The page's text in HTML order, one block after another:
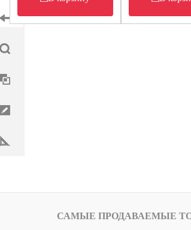
САМЫЕ ПРОДАВАЕМЫЕ